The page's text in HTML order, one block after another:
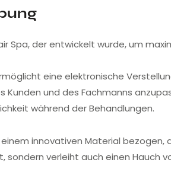
Spa, der entwickelt wurde, um
eine elektronische
Kunden und des Fachmanns
während der Behandlungen.
innovativen Material
sondern verleiht auch einen Hauch